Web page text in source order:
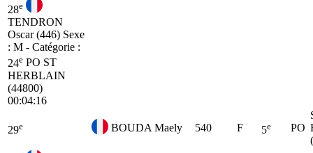
28e
TENDRON
Oscar (446) Sexe
: M - Catégorie :
24e PO ST
HERBLAIN
(44800)
00:04:16
29e BOUDA Maely 540 F 5e PO